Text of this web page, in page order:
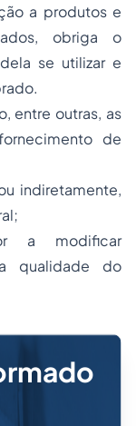
a produtos e
obriga o
se utilizar e
entre outras, as
de
indiretamente,
a modificar
qualidade do